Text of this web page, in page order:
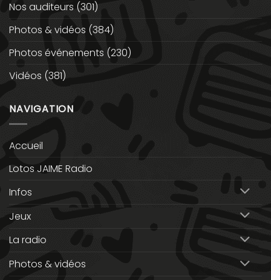
Nos auditeurs (301)
Photos & vidéos (384)
Photos événements (230)
Vidéos (381)
NAVIGATION
Accueil
Lotos JAIME Radio
Infos
Jeux
La radio
Photos & vidéos